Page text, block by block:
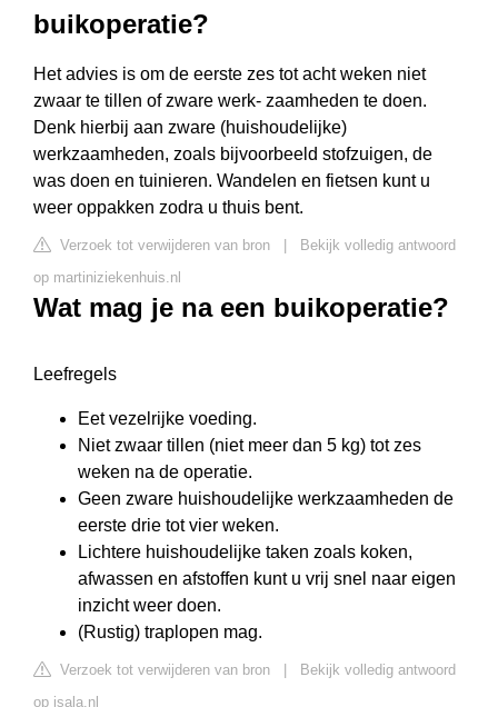
buikoperatie?
Het advies is om de eerste zes tot acht weken niet
zwaar te tillen of zware werk- zaamheden te doen.
Denk hierbij aan zware (huishoudelijke)
werkzaamheden, zoals bijvoorbeeld stofzuigen, de
was doen en tuinieren. Wandelen en fietsen kunt u
weer oppakken zodra u thuis bent.
Verzoek tot verwijderen van bron
Bekijk volledig antwoord
op martiniziekenhuis.nl
Wat mag je na een buikoperatie?
Leefregels
Eet vezelrijke voeding.
Niet zwaar tillen (niet meer dan 5 kg) tot zes
weken na de operatie.
Geen zware huishoudelijke werkzaamheden de
eerste drie tot vier weken.
Lichtere huishoudelijke taken zoals koken,
afwassen en afstoffen kunt u vrij snel naar eigen
inzicht weer doen.
(Rustig) traplopen mag.
Verzoek tot verwijderen van bron
Bekijk volledig antwoord
op isala.nl